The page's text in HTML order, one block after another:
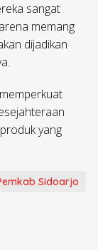
sangat
memang
dijadikan
yang
Sidoarjo